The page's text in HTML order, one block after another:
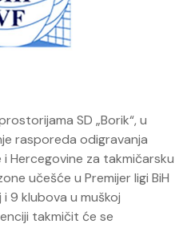
SD „Borik“, u
rasporeda odigravanja
Hercegovine za takmičarsku
učešće u Premijer ligi BiH
9 klubova u muškoj
takmičit će se